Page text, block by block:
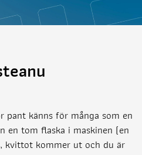
känns för många som en
en tom flaska i maskinen (en
kvittot kommer ut och du är